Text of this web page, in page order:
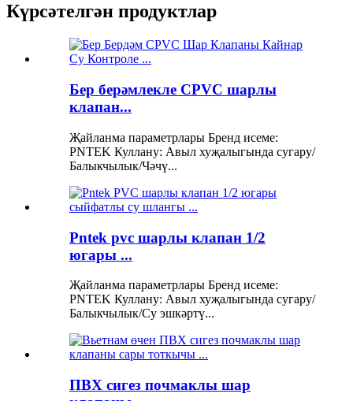
Күрсәтелгән продуктлар
Бер берәмлекле CPVC шарлы
клапан...
Җайланма параметрлары Бренд исеме:
PNTEK Куллану: Авыл хуҗалыгында сугару/
Балыкчылык/Чәчү...
Pntek pvc шарлы клапан 1/2
югары ...
Җайланма параметрлары Бренд исеме:
PNTEK Куллану: Авыл хуҗалыгында сугару/
Балыкчылык/Су эшкәртү...
ПВХ сигез почмаклы шар